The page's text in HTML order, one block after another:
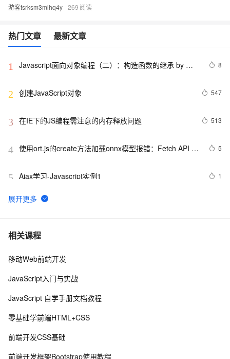
游客tsrksm3mlhq4y 269
热门文章 最新文章
1
Javascript面向对象编程（二）：构造函数的继承 by 阮
8
2 创建JavaScript对象 547
3 在IE下的JS编程需注意的内存释放问题 513
4 使用ort.js的create方法加载onnx模型报错：Fetch API
5
5 Ajax学习-Javascript实例1 1
6
【01】完成新年倒计时页面-蛇年新年快乐倒计时领取礼
年的代码分享给你们-为了C站的分拼一下子
7 JavaScript 技术篇-js获取表格元素tr、th、td相对于父节
8 JavaScript中的Math对象
10javascript：FF/Chrome 与 IE 动态加载元素的区别
相关课程
移动Web前端开发
JavaScript入门与实战
JavaScript 自学手册文档教程
零基础学前端HTML+CSS
前端开发CSS基础
前端开发框架Bootstrap使用教程